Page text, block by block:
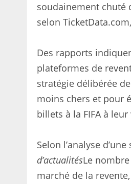
soudainement chuté
selon
Des rapports
plateformes de
stratégie délibérée
moins chers et pour
billets à la FIFA à
Selon l’analyse
d’actualitésLe
marché de la